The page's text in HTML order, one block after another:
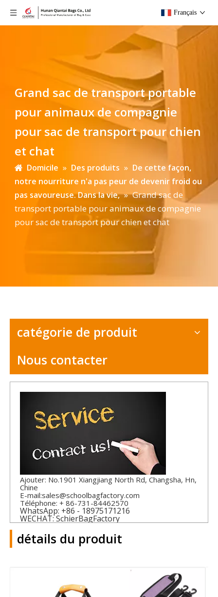
Français
Grand sac de transport portable
pour animaux de compagnie
pour sac de transport pour chien
et chat
Domicile » Des produits » De cette façon,
notre nourriture n'a pas peur de devenir froid ou
pas savoureuse. Dans la vie, » Grand sac de
transport portable pour animaux de compagnie
pour sac de transport pour chien et chat
catégorie de produit
Nous contacter
Ajouter: No.1901 Xiangjiang North Rd, Changsha, Hn,
Chine
E-mail:sales@schoolbagfactory.com
Téléphone: + 86-731-84462570
WhatsApp: +86 - 18975171216
WECHAT: SchierBagFactory
détails du produit